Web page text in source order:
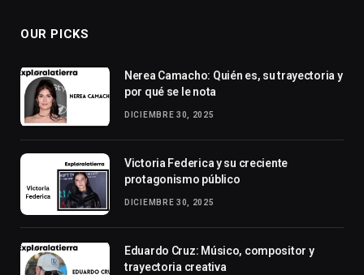
OUR PICKS
Nerea Camacho: Quién es, su trayectoria y
por qué se le nota
DICIEMBRE 30, 2025
Victoria Federica y su creciente
protagonismo público
DICIEMBRE 30, 2025
Eduardo Cruz: Músico, compositor y
trayectoria creativa